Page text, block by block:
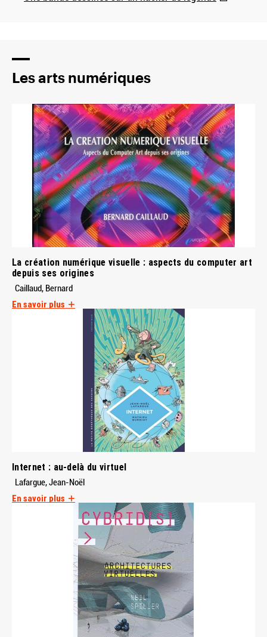
Les arts numériques
La création numérique visuelle : aspects du computer art
depuis ses origines
Caillaud, Bernard
En savoir plus
Internet : au-delà du virtuel
Lafargue, Jean-Noël
En savoir plus